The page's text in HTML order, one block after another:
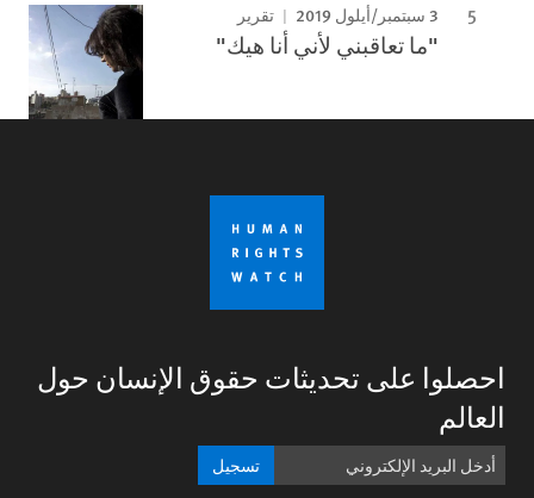
3 سبتمبر/أيلول 2019 تقرير
"ما تعاقبني لأني أنا هيك"
احصلوا على تحديثات حقوق الإنسان حول
العالم
تسجيل